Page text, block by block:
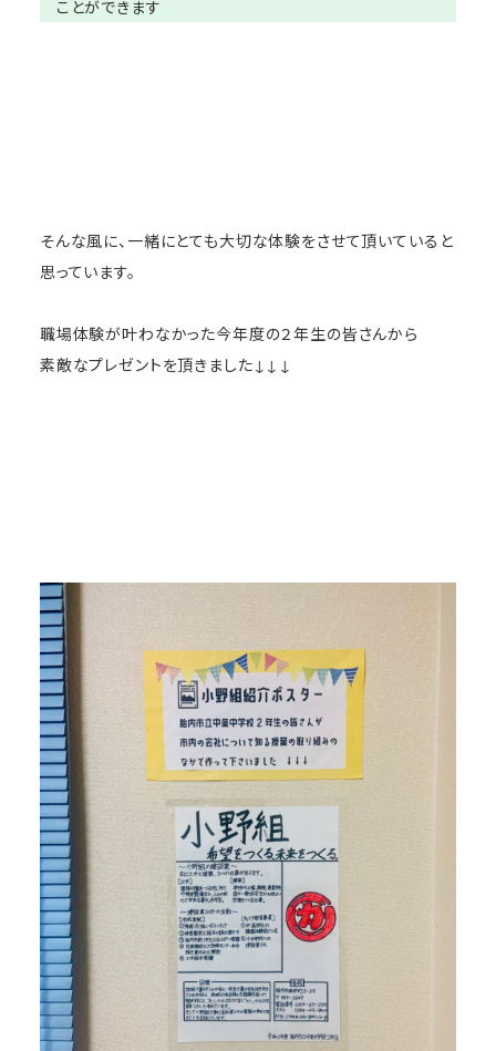
ことができます
そんな風に、一緒にとても大切な体験をさせて頂いていると
思っています。
職場体験が叶わなかった今年度の２年生の皆さんから
素敵なプレゼントを頂きました↓↓↓